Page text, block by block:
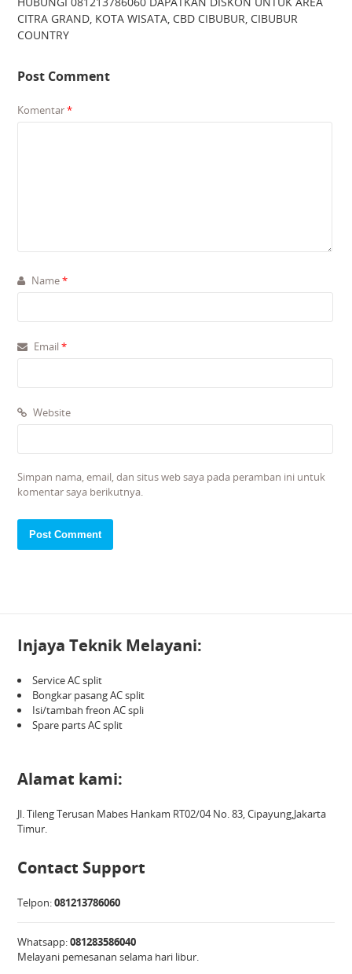
CITRA GRAND, KOTA WISATA, CBD CIBUBUR, CIBUBUR
COUNTRY
Post Comment
Komentar*
Name*
Email*
Website
Simpan nama, email, dan situs web saya pada peramban ini untuk
komentar saya berikutnya.
Injaya Teknik Melayani:
Service AC split
Bongkar pasang AC split
Isi/tambah freon AC spli
Spare parts AC split
Alamat kami:
Jl. Tileng Terusan Mabes Hankam RT02/04 No. 83, Cipayung,Jakarta
Timur.
Contact Support
Telpon:081213786060
Whatsapp:081283586040
Melayani pemesanan selama hari libur.